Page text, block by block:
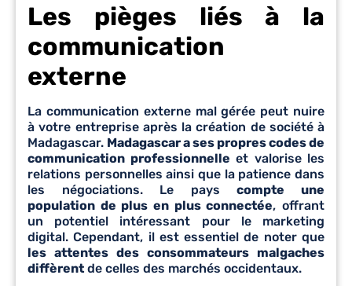
Les pièges liés à la
communication
externe
La communication externe mal gérée peut nuire
à votre entreprise après la création de société à
Madagascar. Madagascar a ses propres codes de
communication professionnelle et valorise les
relations personnelles ainsi que la patience dans
les négociations. Le payscompte une
population de plus en plus connectée, offrant
un potentiel intéressant pour le marketing
digital. Cependant, il est essentiel de noter que
les attentes des consommateurs malgaches
diffèrent de celles des marchés occidentaux.